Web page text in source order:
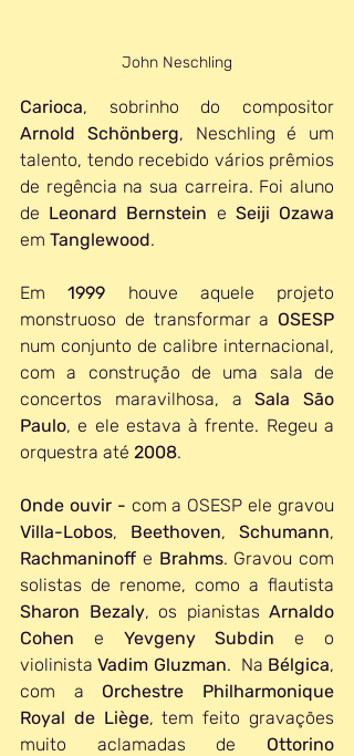
John Neschling
Carioca
Arnold Schönberg, Neschling é um
talento, tendo recebido vários prêmios
de regência na sua carreira. Foi aluno
de Leonard Bernstein e Seiji Ozawa
em Tanglewood.
Em 1999 houve aquele projeto
monstruoso de transformar a
num conjunto de calibre internacional,
com a construção de uma sala de
concertos maravilhosa, a Sala São
Paulo, e ele estava à frente. Regeu a
orquestra até 2008.
Onde ouvir -
Villa-Lobos, Beethoven, Schumann
Rachmaninoff e Brahms. Gravou com
Sharon Bezaly, os pianistas Arnaldo
Cohen e Yevgeny Subdin e o
violinista Vadim Gluzman.  Na Bélgica,
com a Orchestre Philharmonique
Royal de Liège, tem feito gravações
muito aclamadas de Ottorino